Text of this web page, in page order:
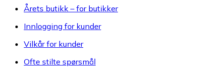
Årets butikk – for butikker
Innlogging for kunder
Vilkår for kunder
Ofte stilte spørsmål